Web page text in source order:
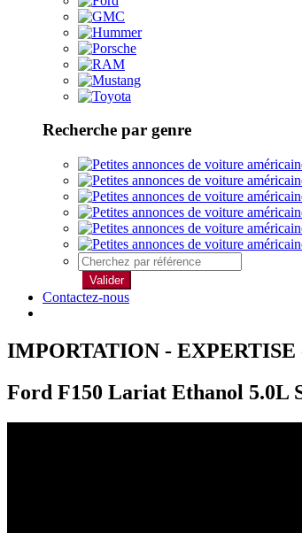
Recherche par genre
Valider
Contactez-nous
IMPORTATION -
Ford F150 Lariat Ethanol 5.0L